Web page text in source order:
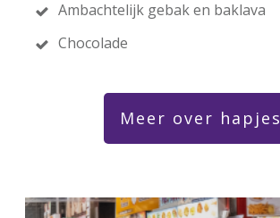
Ambachtelijk gebak en baklava
Chocolade
Meer over hapjes